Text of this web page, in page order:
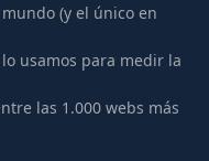
(y el único en
usamos para medir la
las 1.000 webs más